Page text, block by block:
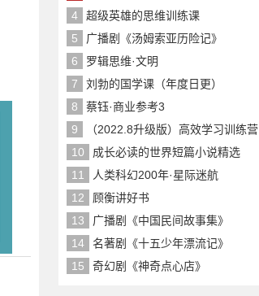
4
超级英雄的思维训练课
5
广播剧《汤姆索亚历险记》
6
罗辑思维·文明
7
刘勃的国学课（年度日更）
8
蔡钰·商业参考3
9
（2022.8升级版）高效学习训练营
10
成长必读的世界短篇小说精选
11
人类科幻200年·星际迷航
12
顾衡讲好书
13
广播剧《中国民间故事集》
14
名著剧《十五少年漂流记》
15
奇幻剧《神奇点心店》